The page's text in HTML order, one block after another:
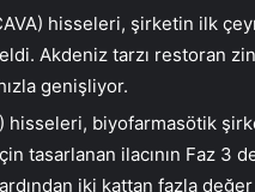
hisseleri, şirketin ilk
Akdeniz tarzı restoran
genişliyor.
hisseleri, biyofarmasötik
tasarlanan ilacının Faz 3
ardından iki kattan fazla değer